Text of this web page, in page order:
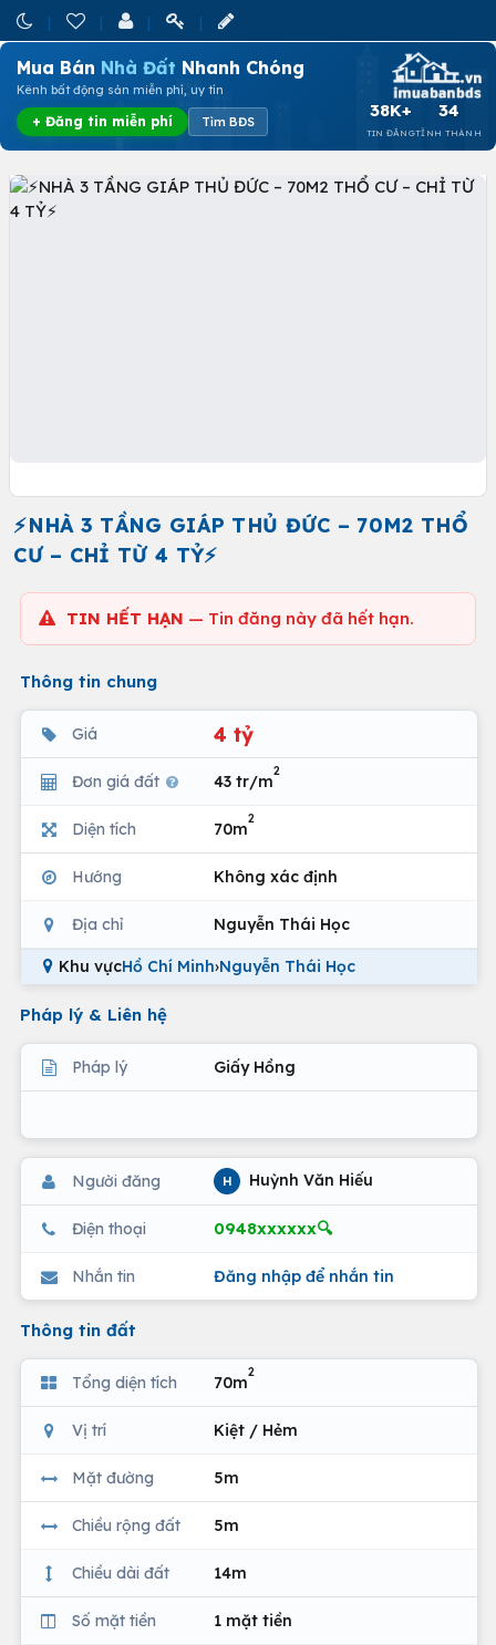
Mua Bán Nhà Đất Nhanh Chóng
Kênh bất động sản miễn phí, uy tín
+ Đăng tin miễn phí Tìm BĐS
38K+
TIN ĐĂNG
34
TỈNH THÀNH
⚡NHÀ 3 TẦNG GIÁP THỦ ĐỨC – 70M2 THỔ
CƯ – CHỈ TỪ 4 TỶ⚡
TIN HẾT HẠN — Tin đăng này đã hết hạn.
Thông tin chung
Giá 4 tỷ
Đơn giá đất 43 tr/m
2
Diện tích 70m
2
Hướng Không xác định
Địa chỉ Nguyễn Thái Học
Khu vựcHồ Chí Minh›Nguyễn Thái Học
Pháp lý & Liên hệ
Pháp lý Giấy Hồng
Người đăng H Huỳnh Văn Hiếu
Điện thoại 0948xxxxxx🔍
Nhắn tin Đăng nhập để nhắn tin
Thông tin đất
Tổng diện tích 70m
2
Vị trí Kiệt / Hẻm
Mặt đường 5m
Chiều rộng đất 5m
Chiều dài đất 14m
Số mặt tiền 1 mặt tiền